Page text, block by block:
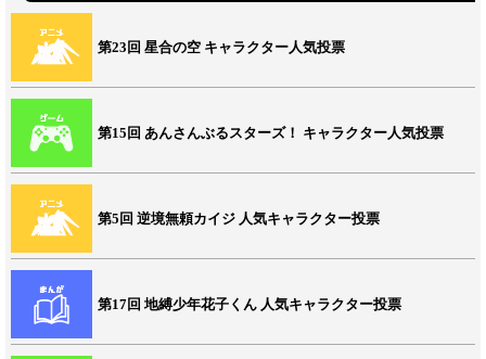
第23回 星合の空 キャラクター人気投票
第15回 あんさんぶるスターズ！ キャラクター人気投票
第5回 逆境無頼カイジ 人気キャラクター投票
第17回 地縛少年花子くん 人気キャラクター投票